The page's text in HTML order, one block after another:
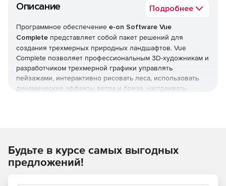
Описание Подробнее
Программное обеспечение e-on Software Vue
Complete представляет собой пакет решений для
создания трехмерных природных ландшафтов. Vue
Complete позволяет профессиональным 3D-художникам и
разработчиком трехмерной графики управлять
пейзажами, интерактивно рисовать леса, использовать
динамические эффекты ветра и бриза, настраивать
Будьте в курсе самых выгодных
предложений!